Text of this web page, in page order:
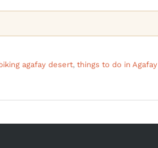
agafay desert, things to do in Agafay